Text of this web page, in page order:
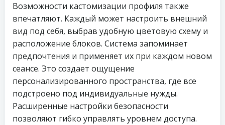
Возможности кастомизации профиля также
впечатляют. Каждый может настроить внешний
вид под себя, выбрав удобную цветовую схему и
расположение блоков. Система запоминает
предпочтения и применяет их при каждом новом
сеансе. Это создает ощущение
персонализированного пространства, где все
подстроено под индивидуальные нужды.
Расширенные настройки безопасности
позволяют гибко управлять уровнем доступа.